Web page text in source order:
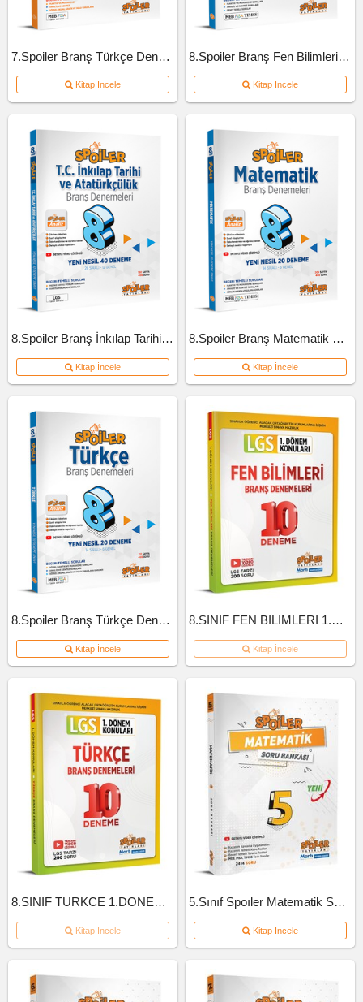
7.Spoiler Branş Türkçe Deneme
Kitap İncele
8.Spoiler Branş Fen Bilimleri Deneme
Kitap İncele
8.Spoiler Branş İnkılap Tarihi Ve Atatürkçülük Deneme
Kitap İncele
8.Spoiler Branş Matematik Deneme
Kitap İncele
8.Spoiler Branş Türkçe Deneme
Kitap İncele
8.SINIF FEN BILIMLERI 1.DONEM 10'LU BRANS DENEME
Kitap İncele
8.SINIF TURKCE 1.DONEM 10'LU BRANS DENEME
Kitap İncele
5.Sınıf Spoıler Matematik Soru Bankası 2023
Kitap İncele